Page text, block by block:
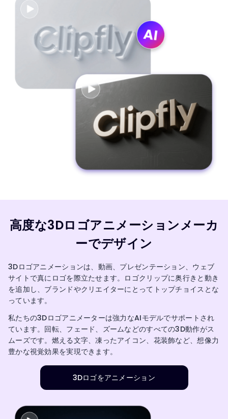
高度な3Dロゴアニメーションメーカ
ーでデザイン
3Dロゴアニメーションは、動画、プレゼンテーション、ウェブ
サイトで真にロゴを際立たせます。ロゴクリップに奥行きと動き
を追加し、ブランドやクリエイターにとってトップチョイスとな
っています。
私たちの3Dロゴアニメーターは強力なAIモデルでサポートされ
ています。回転、フェード、ズームなどのすべての3D動作がス
ムーズです。燃える文字、凍ったアイコン、花装飾など、想像力
豊かな視覚効果を実現できます。
3Dロゴをアニメーション